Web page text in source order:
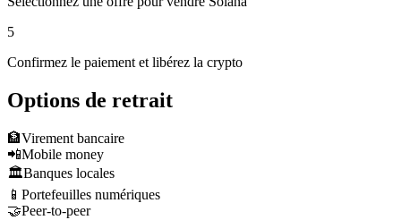
5
Confirmez le paiement et libérez la crypto
Options de retrait
🏦Virement bancaire
📲Mobile money
🏛️Banques locales
📱 Portefeuilles numériques
🤝Peer-to-peer